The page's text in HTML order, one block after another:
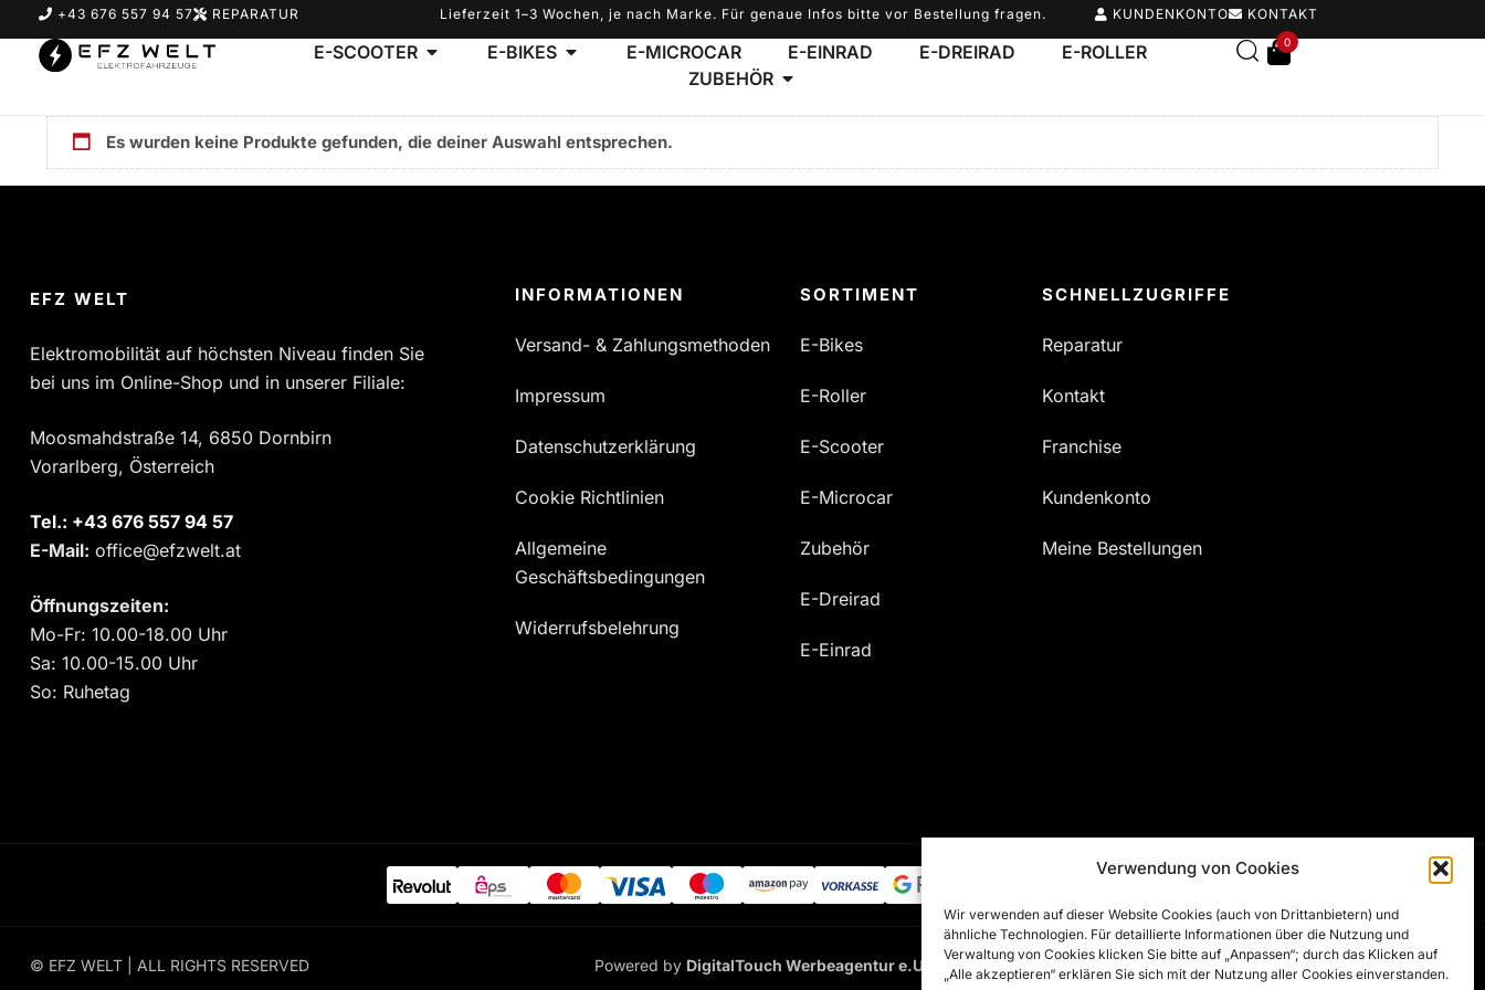
Verwendung von Cookies
Wir verwenden auf dieser Website Cookies (auch von Drittanbietern) und
ähnliche Technologien. Für detaillierte Informationen über die Nutzung und
Verwaltung von Cookies klicken Sie bitte auf „Anpassen“; durch das Klicken auf
„Alle akzeptieren“ erklären Sie sich mit der Nutzung aller Cookies einverstanden.
+43 676 557 94 57 REPARATUR Lieferzeit 1–3 Wochen, je nach Marke. Für genaue Infos bitte vor Bestellung fragen. KUNDENKONTO KONTAKT
E-SCOOTER E-BIKES E-MICROCAR E-EINRAD E-DREIRAD
E-ROLLER
ZUBEHÖR
Suchbegriff eingeben & Enter klicken
0
Es wurden keine Produkte gefunden, die deiner Auswahl entsprechen.
EFZ WELT
Elektromobilität auf höchsten Niveau finden Sie
bei uns im Online-Shop und in unserer Filiale:
Moosmahdstraße 14, 6850 Dornbirn
Vorarlberg, Österreich
Tel.: ‎+43 676 557 94 57
E-Mail: office@efzwelt.at
Öffnungszeiten:
Mo-Fr: 10.00-18.00 Uhr
Sa: 10.00-15.00 Uhr
So: Ruhetag
INFORMATIONEN
Versand- & Zahlungsmethoden
Impressum
Datenschutzerklärung
Cookie Richtlinien
Allgemeine
Geschäftsbedingungen
Widerrufsbelehrung
SORTIMENT
E-Bikes
E-Roller
E-Scooter
E-Microcar
Zubehör
E-Dreirad
E-Einrad
SCHNELLZUGRIFFE
Reparatur
Kontakt
Franchise
Kundenkonto
Meine Bestellungen
© EFZ WELT | ALL RIGHTS RESERVED Powered by DigitalTouch Werbeagentur e.U. Developed by Artsha Interactive